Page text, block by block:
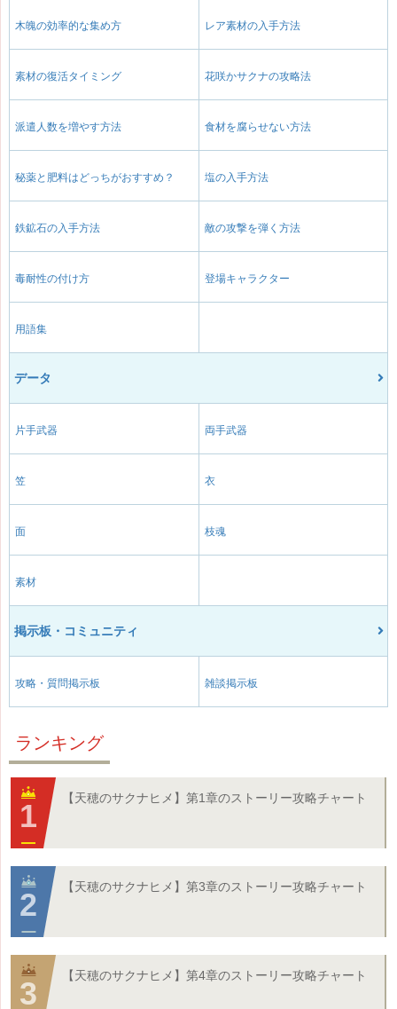
木魄の効率的な集め方 レア素材の入手方法
素材の復活タイミング 花咲かサクナの攻略法
派遣人数を増やす方法 食材を腐らせない方法
秘薬と肥料はどっちがおすすめ？ 塩の入手方法
鉄鉱石の入手方法 敵の攻撃を弾く方法
毒耐性の付け方 登場キャラクター
用語集
データ
片手武器 両手武器
笠 衣
面 枝魂
素材
掲示板・コミュニティ
攻略・質問掲示板 雑談掲示板
ランキング
【天穂のサクナヒメ】第1章のストーリー攻略チャート
【天穂のサクナヒメ】第3章のストーリー攻略チャート
【天穂のサクナヒメ】第4章のストーリー攻略チャート